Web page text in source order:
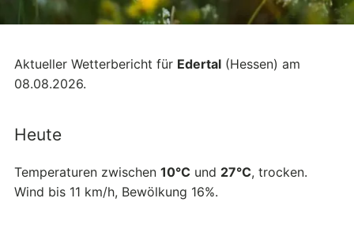
Aktueller Wetterbericht für Edertal (Hessen) am
08.08.2026.
Heute
Temperaturen zwischen 10°C und 27°C, trocken.
Wind bis 11 km/h, Bewölkung 16%.